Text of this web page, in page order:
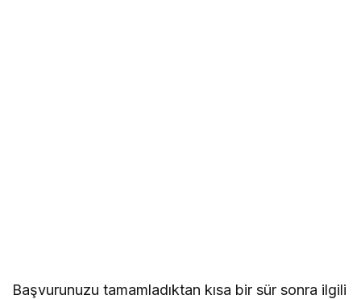
Başvurunuzu tamamladıktan kısa bir sür sonra ilgili